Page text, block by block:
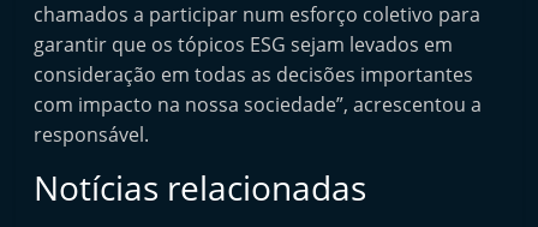
ó
v
e
l
m
chamados a participar num esforço coletivo para
garantir que os tópicos ESG sejam levados em
consideração em todas as decisões importantes
com impacto na nossa sociedade”, acrescentou a
responsável.
Notícias relacionadas